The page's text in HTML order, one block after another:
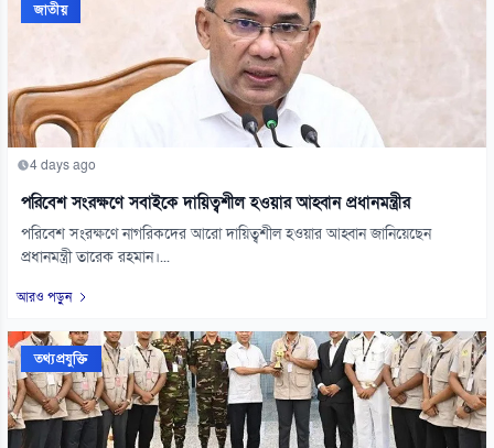
জাতীয়
4 days ago
পরিবেশ সংরক্ষণে সবাইকে দায়িত্বশীল হওয়ার আহ্বান প্রধানমন্ত্রীর
পরিবেশ সংরক্ষণে নাগরিকদের আরো দায়িত্বশীল হওয়ার আহ্বান জানিয়েছেন
প্রধানমন্ত্রী তারেক রহমান।...
আরও পড়ুন
তথ্যপ্রযুক্তি